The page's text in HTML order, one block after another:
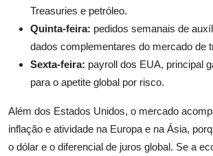
Treasuries e petróleo.
Quinta-feira: pedidos semanais de
dados complementares do mercado de
Sexta-feira: payroll dos EUA, principal
para o apetite global por risco.
Além dos Estados Unidos, o mercado
inflação e atividade na Europa e na Ásia,
o dólar e o diferencial de juros global. Se a